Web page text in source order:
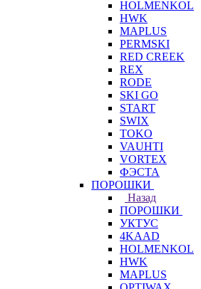
HOLMENKOL
HWK
MAPLUS
PERMSKI
RED CREEK
REX
RODE
SKI GO
START
SWIX
TOKO
VAUHTI
VORTEX
ФЭСТА
ПОРОШКИ
Назад
ПОРОШКИ
УКТУС
4KAAD
HOLMENKOL
HWK
MAPLUS